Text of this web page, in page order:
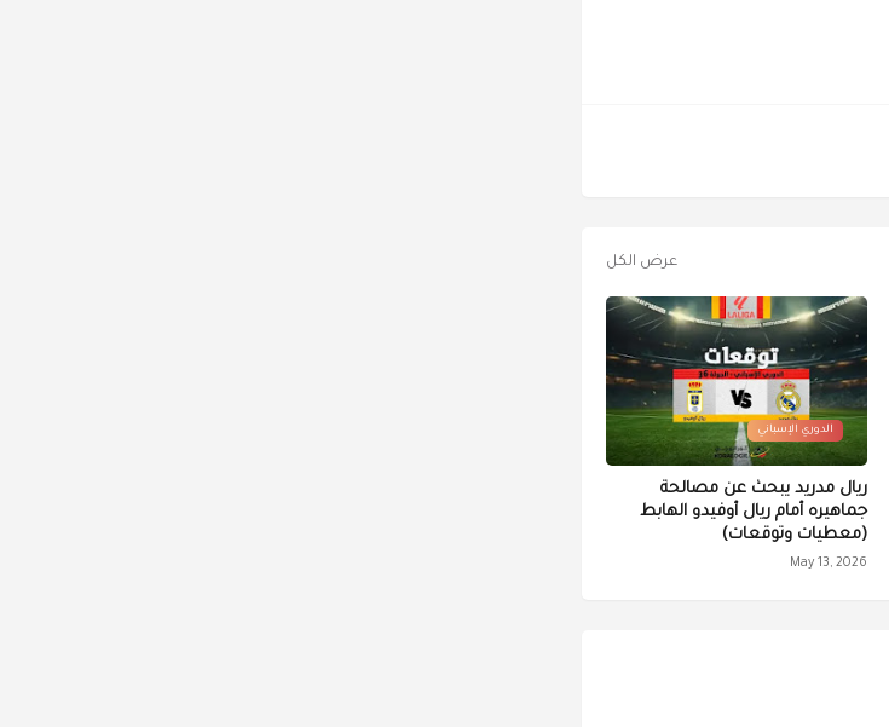
عرض الكل
الدوري الإسباني
ريال مدريد يبحث عن مصالحة
جماهيره أمام ريال أوفيدو الهابط
(معطيات وتوقعات)
May 13, 2026